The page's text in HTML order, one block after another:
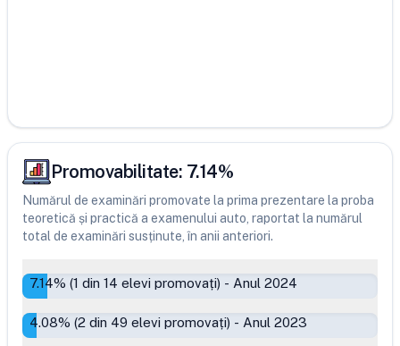
Promovabilitate: 7.14%
Numărul de examinări promovate la prima prezentare la proba
teoretică și practică a examenului auto, raportat la numărul
total de examinări susținute, în anii anteriori.
7.14% (1 din 14 elevi promovați) - Anul 2024
4.08% (2 din 49 elevi promovați) - Anul 2023